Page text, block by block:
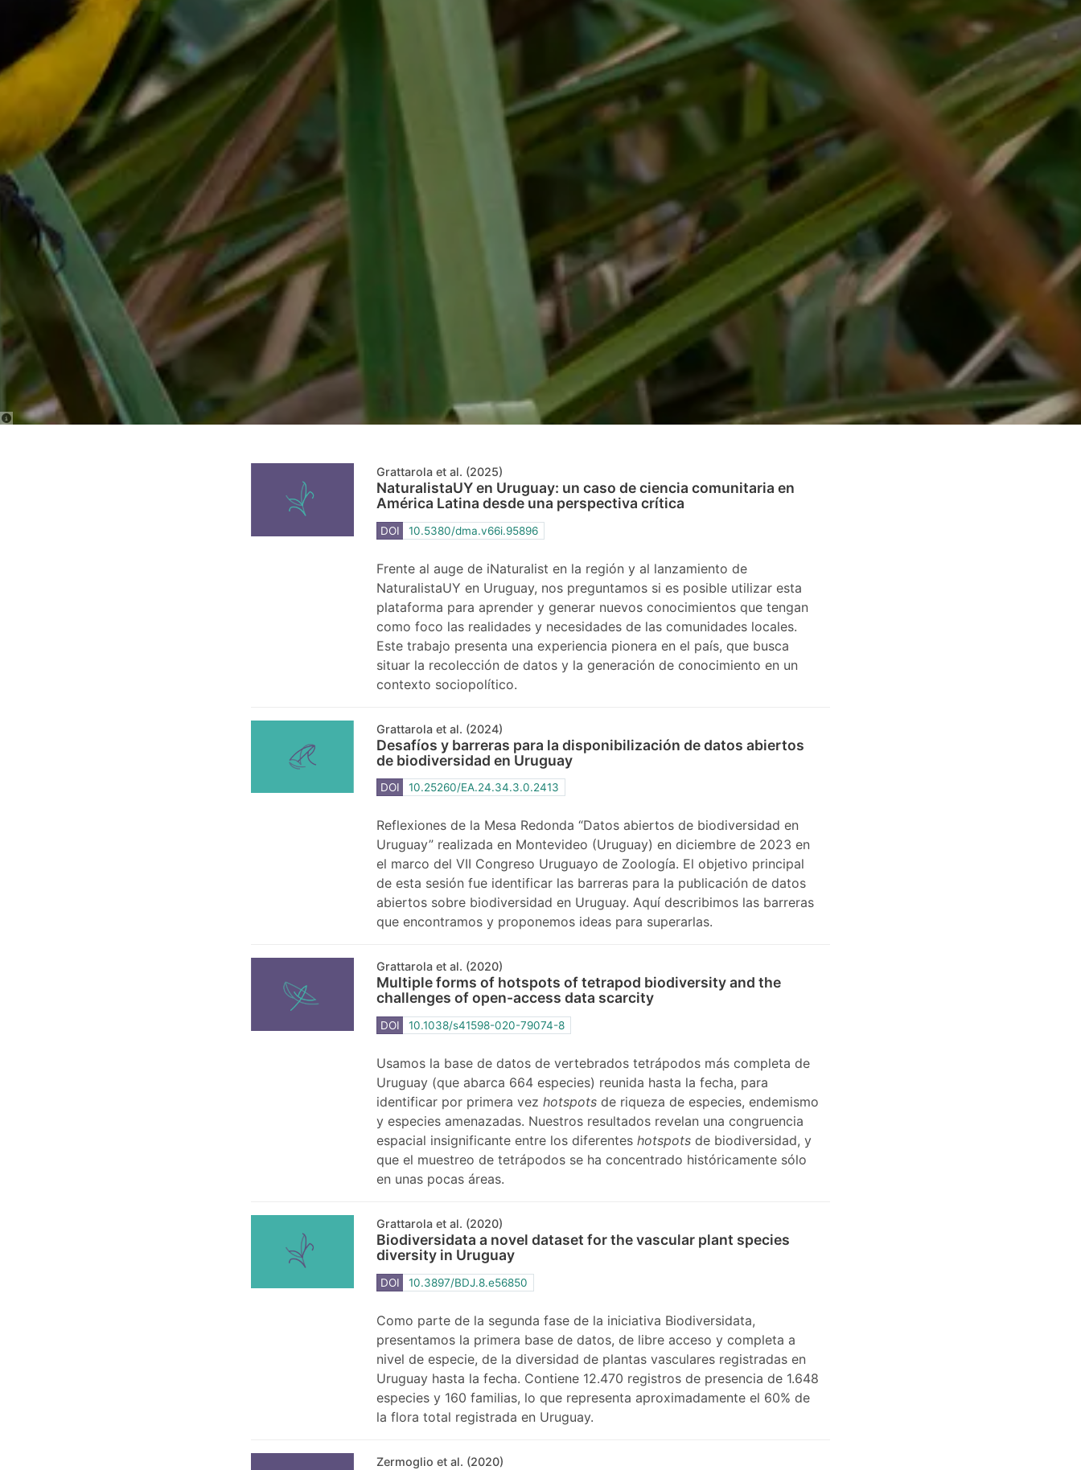
Grattarola et al. (2025)
NaturalistaUY en Uruguay: un caso de ciencia comunitaria en
América Latina desde una perspectiva crítica
DOI 10.5380/dma.v66i.95896
Frente al auge de iNaturalist en la región y al lanzamiento de
NaturalistaUY en Uruguay, nos preguntamos si es posible utilizar esta
plataforma para aprender y generar nuevos conocimientos que tengan
como foco las realidades y necesidades de las comunidades locales.
Este trabajo presenta una experiencia pionera en el país, que busca
situar la recolección de datos y la generación de conocimiento en un
contexto sociopolítico.
Grattarola et al. (2024)
Desafíos y barreras para la disponibilización de datos abiertos
de biodiversidad en Uruguay
DOI 10.25260/EA.24.34.3.0.2413
Reflexiones de la ​​Mesa Redonda “Datos abiertos de biodiversidad en
Uruguay” realizada en Montevideo (Uruguay) en diciembre de 2023 en
el marco del VII Congreso Uruguayo de Zoología. El objetivo principal
de esta sesión fue identificar las barreras para la publicación de datos
abiertos sobre biodiversidad en Uruguay. Aquí describimos las barreras
que encontramos y proponemos ideas para superarlas.
Grattarola et al. (2020)
Multiple forms of hotspots of tetrapod biodiversity and the
challenges of open-access data scarcity
DOI 10.1038/s41598-020-79074-8
Usamos la base de datos de vertebrados tetrápodos más completa de
Uruguay (que abarca 664 especies) reunida hasta la fecha, para
identificar por primera vez hotspots de riqueza de especies, endemismo
y especies amenazadas. Nuestros resultados revelan una congruencia
espacial insignificante entre los diferentes hotspots de biodiversidad, y
que el muestreo de tetrápodos se ha concentrado históricamente sólo
en unas pocas áreas.
Grattarola et al. (2020)
Biodiversidata a novel dataset for the vascular plant species
diversity in Uruguay
DOI 10.3897/BDJ.8.e56850
Como parte de la segunda fase de la iniciativa Biodiversidata,
presentamos la primera base de datos, de libre acceso y completa a
nivel de especie, de la diversidad de plantas vasculares registradas en
Uruguay hasta la fecha. Contiene 12.470 registros de presencia de 1.648
especies y 160 familias, lo que representa aproximadamente el 60% de
la flora total registrada en Uruguay.
Zermoglio et al. (2020)